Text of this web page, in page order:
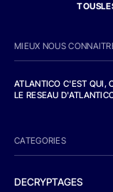
MIEUX NOUS
ATLANTICO C'EST QUI,
LE RESEAU
CATEGORIES
DECRYPTAGES